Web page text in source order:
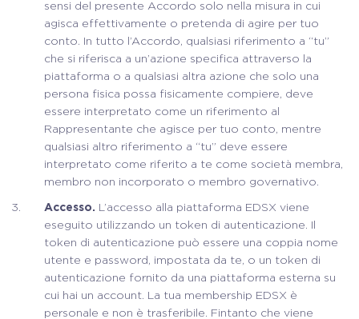
sensi del presente Accordo solo nella misura in cui
agisca effettivamente o pretenda di agire per tuo
conto. In tutto l’Accordo, qualsiasi riferimento a “tu”
che si riferisca a un’azione specifica attraverso la
piattaforma o a qualsiasi altra azione che solo una
persona fisica possa fisicamente compiere, deve
essere interpretato come un riferimento al
Rappresentante che agisce per tuo conto, mentre
qualsiasi altro riferimento a “tu” deve essere
interpretato come riferito a te come società membra,
membro non incorporato o membro governativo.
Accesso. L’accesso alla piattaforma EDSX viene
eseguito utilizzando un token di autenticazione. Il
token di autenticazione può essere una coppia nome
utente e password, impostata da te, o un token di
autenticazione fornito da una piattaforma esterna su
cui hai un account. La tua membership EDSX è
personale e non è trasferibile. Fintanto che viene